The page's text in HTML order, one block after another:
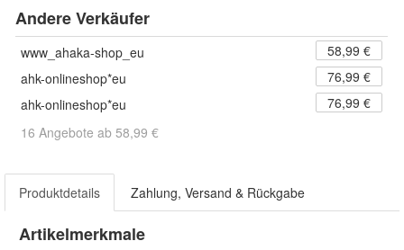
Andere Verkäufer
www_ahaka-shop_eu
58,99 €
ahk-onlineshop*eu
76,99 €
ahk-onlineshop*eu
76,99 €
16 Angebote ab 58,99 €
Produktdetails Zahlung, Versand & Rückgabe
Artikelmerkmale